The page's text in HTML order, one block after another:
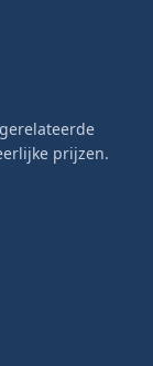
prijzen.